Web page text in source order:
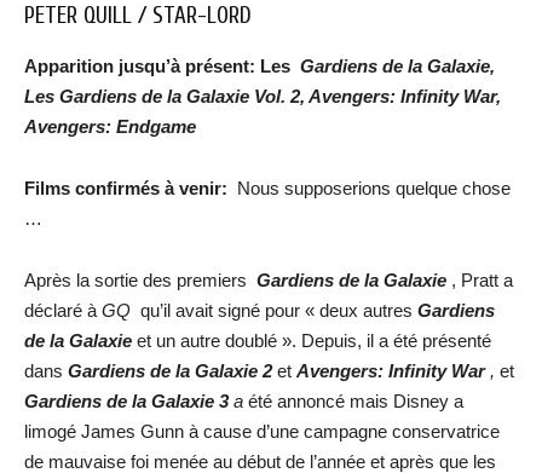
PETER QUILL / STAR-LORD
Apparition jusqu’à présent: Les Gardiens de la Galaxie,
Les Gardiens de la Galaxie Vol. 2, Avengers: Infinity War,
Avengers: Endgame
Films confirmés à venir: Nous supposerions quelque chose
…
Après la sortie des premiers Gardiens de la Galaxie , Pratt a
déclaré à GQ qu’il avait signé pour « deux autres Gardiens
de la Galaxie et un autre doublé ». Depuis, il a été présenté
dans Gardiens de la Galaxie 2et Avengers: Infinity War, et
Gardiens de la Galaxie 3a été annoncé mais Disney a
limogé James Gunn à cause d’une campagne conservatrice
de mauvaise foi menée au début de l’année et après que les